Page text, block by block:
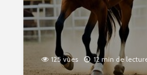
125 vues 12 min de